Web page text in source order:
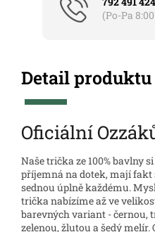
(Po-Pa
Detail produktu
Oficiální
Naše trička ze 100% bavlny
příjemná na dotek, mají
sednou úplně každému.
trička nabízíme až ve
barevných variant - černou,
zelenou, žlutou a šedý melír.